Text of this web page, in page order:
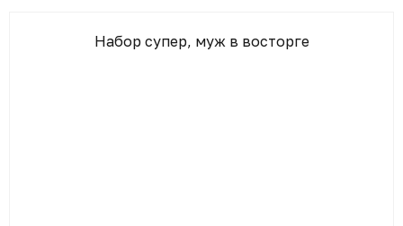
Набор супер, муж в восторге